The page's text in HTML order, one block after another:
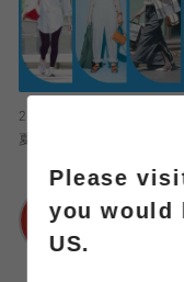
2026.08.09
夏の足元お悩み対策🪼
浦和パルコ店
Please
you would
US.